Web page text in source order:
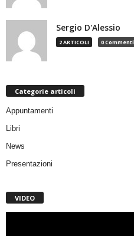
Sergio D'Alessio
2 ARTICOLI 0 Commenti
Categorie articoli
Appuntamenti
Libri
News
Presentazioni
VIDEO